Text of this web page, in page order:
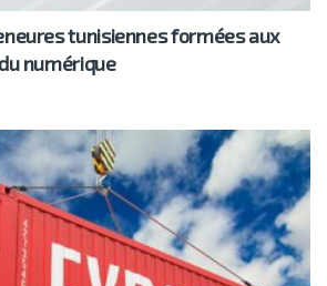
tunisiennes formées aux
numérique